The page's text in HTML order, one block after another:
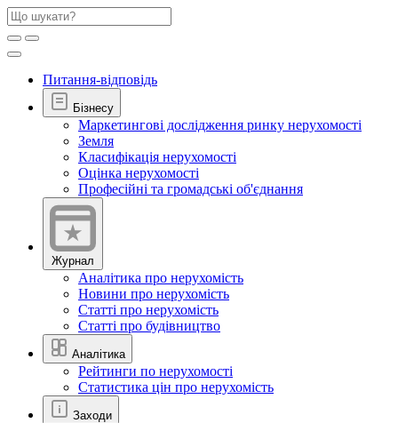
Питання-відповідь
Бізнесу
Маркетингові дослідження ринку нерухомості
Земля
Класифікація нерухомості
Оцінка нерухомості
Професійні та громадські об'єднання
Журнал
Аналітика про нерухомість
Новини про нерухомість
Статті про нерухомість
Статті про будівництво
Аналітика
Рейтинги по нерухомості
Статистика цін про нерухомість
Заходи